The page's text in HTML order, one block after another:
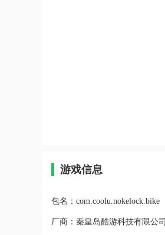
游戏信息
包名： com.coolu.nokelock.bike
厂商： 秦皇岛酷游科技有限公司